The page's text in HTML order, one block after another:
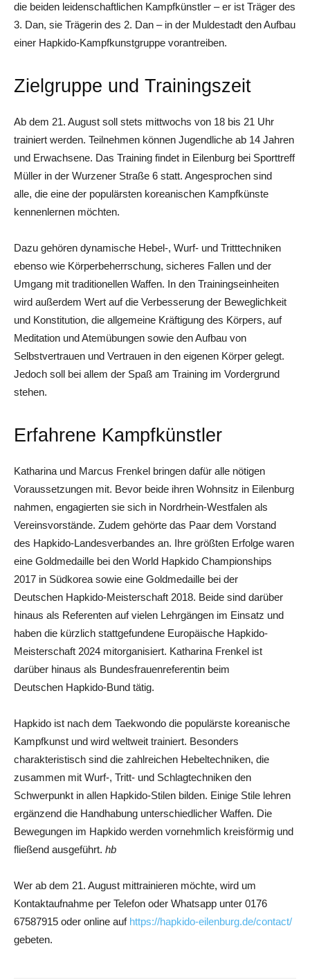
die beiden leidenschaftlichen Kampfkünstler – er ist Träger des
3. Dan, sie Trägerin des 2. Dan – in der Muldestadt den Aufbau
einer Hapkido-Kampfkunstgruppe vorantreiben.
Zielgruppe und Trainingszeit
Ab dem 21. August soll stets mittwochs von 18 bis 21 Uhr
trainiert werden. Teilnehmen können Jugendliche ab 14 Jahren
und Erwachsene. Das Training findet in Eilenburg bei Sporttreff
Müller in der Wurzener Straße 6 statt. Angesprochen sind
alle, die eine der populärsten koreanischen Kampfkünste
kennenlernen möchten.
Dazu gehören dynamische Hebel-, Wurf- und Tritttechniken
ebenso wie Körperbeherrschung, sicheres Fallen und der
Umgang mit traditionellen Waffen. In den Trainingseinheiten
wird außerdem Wert auf die Verbesserung der Beweglichkeit
und Konstitution, die allgemeine Kräftigung des Körpers, auf
Meditation und Atemübungen sowie den Aufbau von
Selbstvertrauen und Vertrauen in den eigenen Körper gelegt.
Jedoch soll bei allem der Spaß am Training im Vordergrund
stehen.
Erfahrene Kampfkünstler
Katharina und Marcus Frenkel bringen dafür alle nötigen
Voraussetzungen mit. Bevor beide ihren Wohnsitz in Eilenburg
nahmen, engagierten sie sich in Nordrhein-Westfalen als
Vereinsvorstände. Zudem gehörte das Paar dem Vorstand
des Hapkido-Landesverbandes an. Ihre größten Erfolge waren
eine Goldmedaille bei den World Hapkido Championships
2017 in Südkorea sowie eine Goldmedaille bei der
Deutschen Hapkido-Meisterschaft 2018. Beide sind darüber
hinaus als Referenten auf vielen Lehrgängen im Einsatz und
haben die kürzlich stattgefundene Europäische Hapkido-
Meisterschaft 2024 mitorganisiert. Katharina Frenkel ist
darüber hinaus als Bundesfrauenreferentin beim
Deutschen Hapkido-Bund tätig.
Hapkido ist nach dem Taekwondo die populärste koreanische
Kampfkunst und wird weltweit trainiert. Besonders
charakteristisch sind die zahlreichen Hebeltechniken, die
zusammen mit Wurf-, Tritt- und Schlagtechniken den
Schwerpunkt in allen Hapkido-Stilen bilden. Einige Stile lehren
ergänzend die Handhabung unterschiedlicher Waffen. Die
Bewegungen im Hapkido werden vornehmlich kreisförmig und
fließend ausgeführt. hb
Wer ab dem 21. August mittrainieren möchte, wird um
Kontaktaufnahme per Telefon oder Whatsapp unter 0176
67587915 oder online auf https://hapkido-eilenburg.de/contact/
gebeten.